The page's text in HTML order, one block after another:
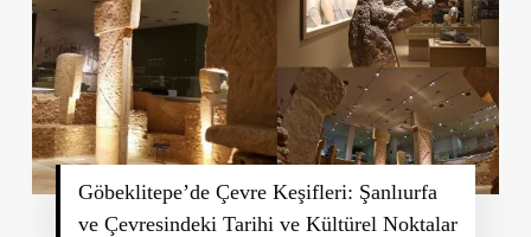
Göbeklitepe’de Çevre Keşifleri: Şanlıurfa
ve Çevresindeki Tarihi ve Kültürel Noktalar